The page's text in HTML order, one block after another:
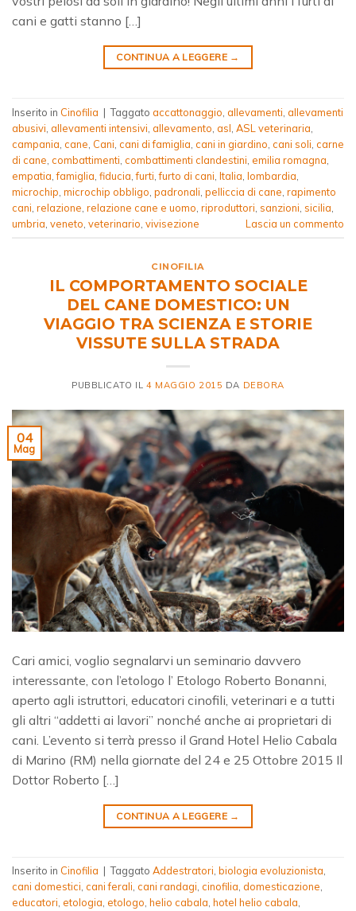
cani e gatti stanno […]
CONTINUA A LEGGERE →
Inserito in Cinofilia | Taggato accattonaggio allevamenti allevamenti
abusivi allevamenti intensivi allevamento asl ASL veterinaria
campania cane Cani cani di famiglia cani in giardino cani soli carne
di cane combattimenti combattimenti clandestini emilia romagna
empatia ,famiglia fiducia ,furti ,furto di cani Italia lombardia
microchip microchip obbligo padronali pelliccia di cane rapimento
cani relazione relazione cane e uomo riproduttori sanzioni sicilia
umbria veneto veterinario vivisezione Lascia un commento
CINOFILIA
IL COMPORTAMENTO SOCIALE
DEL CANE DOMESTICO: UN
VIAGGIO TRA SCIENZA E STORIE
VISSUTE SULLA STRADA
PUBBLICATO IL 4 MAGGIO 2015 DA DEBORA
04
Mag
Cari amici, voglio segnalarvi un seminario davvero
interessante, con l’etologo l’ Etologo Roberto Bonanni,
aperto agli istruttori, educatori cinofili, veterinari e a tutti
gli altri “addetti ai lavori” nonché anche ai proprietari di
cani. L’evento si terrà presso il Grand Hotel Helio Cabala
di Marino (RM) nella giornate del 24 e 25 Ottobre 2015 Il
Dottor Roberto […]
CONTINUA A LEGGERE →
Inserito in Cinofilia | Taggato Addestratori biologia evoluzionista
cani domestici cani ferali cani randagi cinofilia domesticazione
educatori etologia etologo helio cabala hotel helio cabala